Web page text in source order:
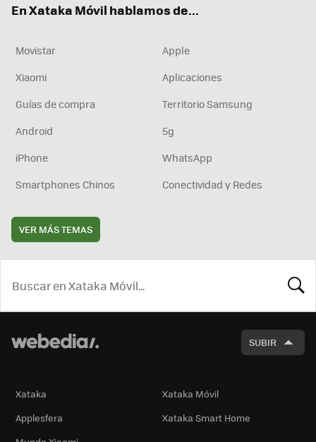
En Xataka Móvil hablamos de...
Movistar
Apple
Xiaomi
Aplicaciones
Guías de compra
Territorio Samsung
Android
5g
iPhone
WhatsApp
Smartphones Chinos
Conectividad y Redes
VER MÁS TEMAS
SUBIR
Xataka
Xataka Móvil
Applesfera
Xataka Smart Home